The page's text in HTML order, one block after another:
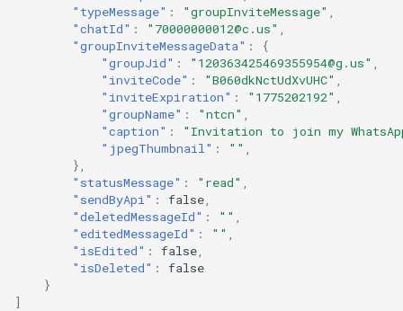
"typeMessage" : "groupInviteMessage"
"chatId" : "70000000012@c.us"
"groupInviteMessageData" :
{
"groupJid" : "120363425469355954@g.us"
"inviteCode" : "B060dkNctUdXvUHC"
"inviteExpiration" : "1775202192"
"groupName" : "ntcn"
"caption" :
"Invitation to join my
"jpegThumbnail" : ""
},
"statusMessage" : "read"
"sendByApi" : false
"deletedMessageId" : ""
"editedMessageId" : ""
"isEdited" : false
"isDeleted" :
false
}
]